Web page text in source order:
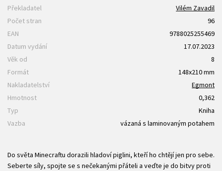
Překladatel
Vilém Zavadil
Počet stran
96
EAN
9788025255469
Datum vydání
17.07.2023
Věk od
8
Formát
148x210 mm
Nakladatelství
Egmont
Hmotnost
0,362
Typ
Kniha
Vazba
vázaná s laminovaným potahem
Do světa Minecraftu dorazili hladoví piglini, kteří ho chtějí jen pro sebe.
Seberte síly, spojte se s nečekanými přáteli a veďte je do bitvy proti